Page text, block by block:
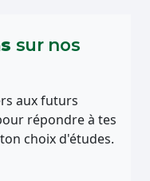
sur nos
aux futurs
répondre à tes
choix d'études.